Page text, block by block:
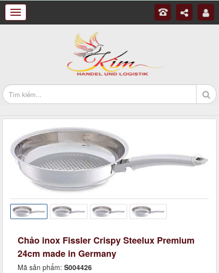
Chảo inox Fissler Crispy Steelux Premium
24cm made in Germany
Mã sản phẩm: S004426